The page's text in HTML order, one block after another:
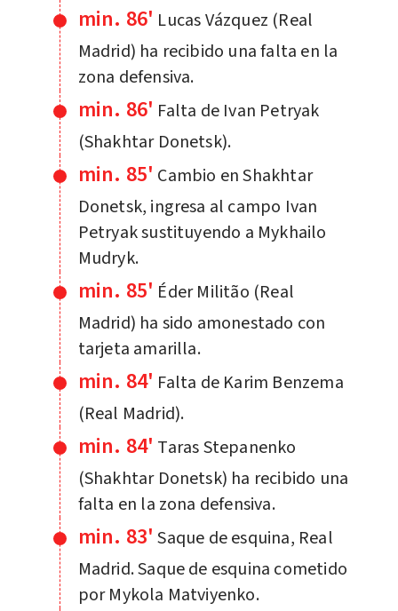
min. 86' Lucas Vázquez (Real
Madrid) ha recibido una falta en la
zona defensiva.
min. 86' Falta de Ivan Petryak
(Shakhtar Donetsk).
min. 85' Cambio en Shakhtar
Donetsk, ingresa al campo Ivan
Petryak sustituyendo a Mykhailo
Mudryk.
min. 85' Éder Militão (Real
Madrid) ha sido amonestado con
tarjeta amarilla.
min. 84' Falta de Karim Benzema
(Real Madrid).
min. 84' Taras Stepanenko
(Shakhtar Donetsk) ha recibido una
falta en la zona defensiva.
min. 83' Saque de esquina, Real
Madrid. Saque de esquina cometido
por Mykola Matviyenko.